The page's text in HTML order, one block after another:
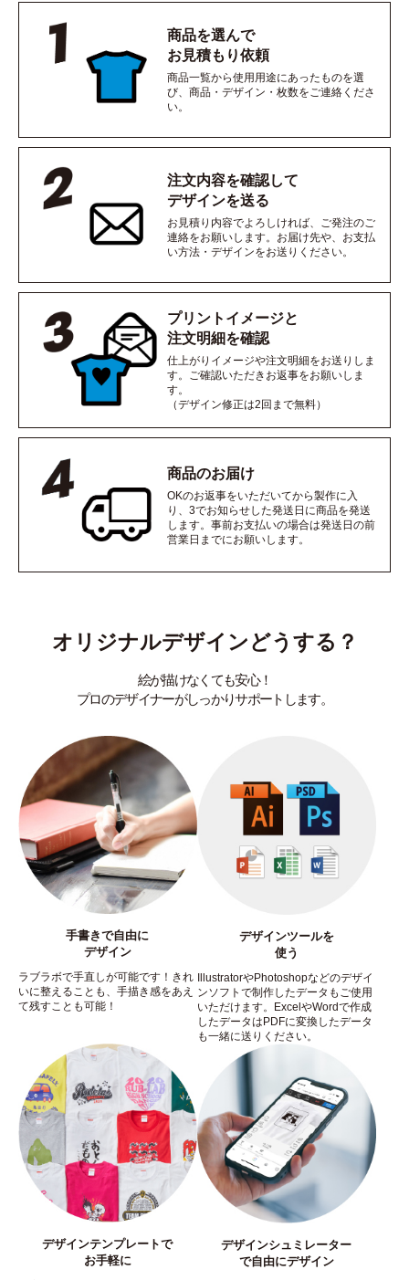
商品を選んで
お見積もり依頼
商品一覧から使用用途にあったものを選
び、商品・デザイン・枚数をご連絡くださ
い。
注文内容を確認して
デザインを送る
お見積り内容でよろしければ、ご発注のご
連絡をお願いします。お届け先や、お支払
い方法・デザインをお送りください。
プリントイメージと
注文明細を確認
仕上がりイメージや注文明細をお送りしま
す。ご確認いただきお返事をお願いしま
す。
（デザイン修正は2回まで無料）
商品のお届け
OKのお返事をいただいてから製作に入
り、3でお知らせした発送日に商品を発送
します。事前お支払いの場合は発送日の前
営業日までにお願いします。
オリジナルデザインどうする？
絵が描けなくても安心！
プロのデザイナーがしっかりサポートします。
手書きで自由に
デザイン
ラブラボで手直しが可能です！きれ
いに整えることも、手描き感をあえ
て残すことも可能！
デザインツールを
使う
IllustratorやPhotoshopなどのデザイ
ンソフトで制作したデータもご使用
いただけます。ExcelやWordで作成
したデータはPDFに変換したデータ
も一緒に送りください。
デザインテンプレートで
お手軽に
デザインシュミレーター
で自由にデザイン